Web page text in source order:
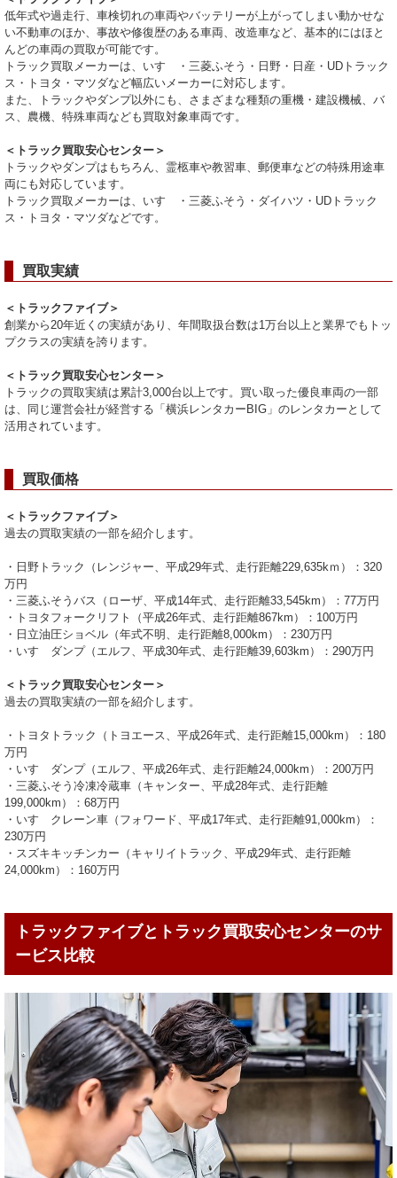
低年式や過走行、車検切れの車両やバッテリーが上がってしまい動かせな
い不動車のほか、事故や修復歴のある車両、改造車など、基本的にはほと
んどの車両の買取が可能です。
トラック買取メーカーは、いすゞ・三菱ふそう・日野・日産・UDトラック
ス・トヨタ・マツダなど幅広いメーカーに対応します。
また、トラックやダンプ以外にも、さまざまな種類の重機・建設機械、バ
ス、農機、特殊車両なども買取対象車両です。
＜トラック買取安心センター＞
トラックやダンプはもちろん、霊柩車や教習車、郵便車などの特殊用途車
両にも対応しています。
トラック買取メーカーは、いすゞ・三菱ふそう・ダイハツ・UDトラック
ス・トヨタ・マツダなどです。
買取実績
＜トラックファイブ＞
創業から20年近くの実績があり、年間取扱台数は1万台以上と業界でもトッ
プクラスの実績を誇ります。
＜トラック買取安心センター＞
トラックの買取実績は累計3,000台以上です。買い取った優良車両の一部
は、同じ運営会社が経営する「横浜レンタカーBIG」のレンタカーとして
活用されています。
買取価格
＜トラックファイブ＞
過去の買取実績の一部を紹介します。
・日野トラック（レンジャー、平成29年式、走行距離229,635kｍ）：320
万円
・三菱ふそうバス（ローザ、平成14年式、走行距離33,545km）：77万円
・トヨタフォークリフト（平成26年式、走行距離867km）：100万円
・日立油圧ショベル（年式不明、走行距離8,000km）：230万円
・いすゞダンプ（エルフ、平成30年式、走行距離39,603km）：290万円
＜トラック買取安心センター＞
過去の買取実績の一部を紹介します。
・トヨタトラック（トヨエース、平成26年式、走行距離15,000km）：180
万円
・いすゞダンプ（エルフ、平成26年式、走行距離24,000km）：200万円
・三菱ふそう冷凍冷蔵車（キャンター、平成28年式、走行距離
199,000km）：68万円
・いすゞクレーン車（フォワード、平成17年式、走行距離91,000km）：
230万円
・スズキキッチンカー（キャリイトラック、平成29年式、走行距離
24,000km）：160万円
トラックファイブとトラック買取安心センターのサ
ービス比較